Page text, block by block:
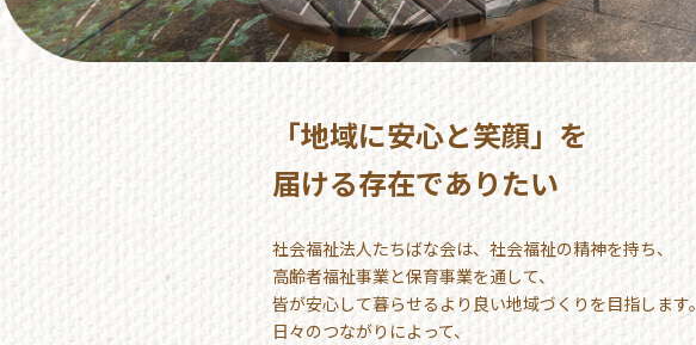
「地域に安心と笑顔」を
届ける存在でありたい
社会福祉法人たちばな会は、社会福祉の精神を持ち、
高齢者福祉事業と保育事業を通して、
皆が安心して暮らせるより良い地域づくりを目指します。
日々のつながりによって、